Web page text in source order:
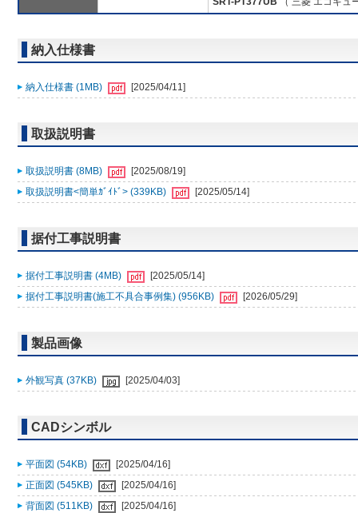
納入仕様書
納入仕様書 (1MB) [2025/04/11]
取扱説明書
取扱説明書 (8MB)
[2025/08/19]
取扱説明書<簡単ｶﾞｲﾄﾞ> (339KB)
[2025/05/14]
据付工事説明書
据付工事説明書 (4MB)
[2025/05/14]
据付工事説明書(施工不具合事例集) (956KB)
[2026/05/29]
製品画像
外観写真 (37KB) [2025/04/03]
CADシンボル
平面図 (54KB)
[2025/04/16]
正面図 (545KB)
[2025/04/16]
背面図 (511KB)
[2025/04/16]